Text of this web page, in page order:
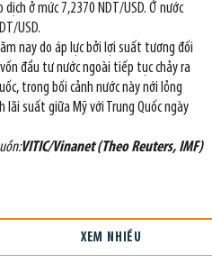
ở mức 7,2370 NDT/USD. Ở nước
USD.
nay do áp lực bởi lợi suất tương đối
đầu tư nước ngoài tiếp tục chảy ra
trong bối cảnh nước này nới lỏng
suất giữa Mỹ với Trung Quốc ngày
VITIC/Vinanet (Theo Reuters, IMF)
XEM NHIỀU